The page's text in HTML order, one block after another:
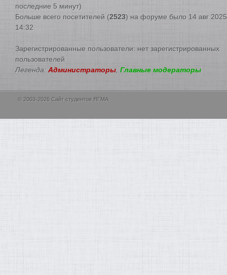
последние 5 минут)
Больше всего посетителей (2523) на форуме было 14 авг
14:32
Зарегистрированные пользователи: нет зарегистрированных
пользователей
Легенда: Администраторы Главные модераторы
© 2003-2026 Сайт студентов ЯГМА